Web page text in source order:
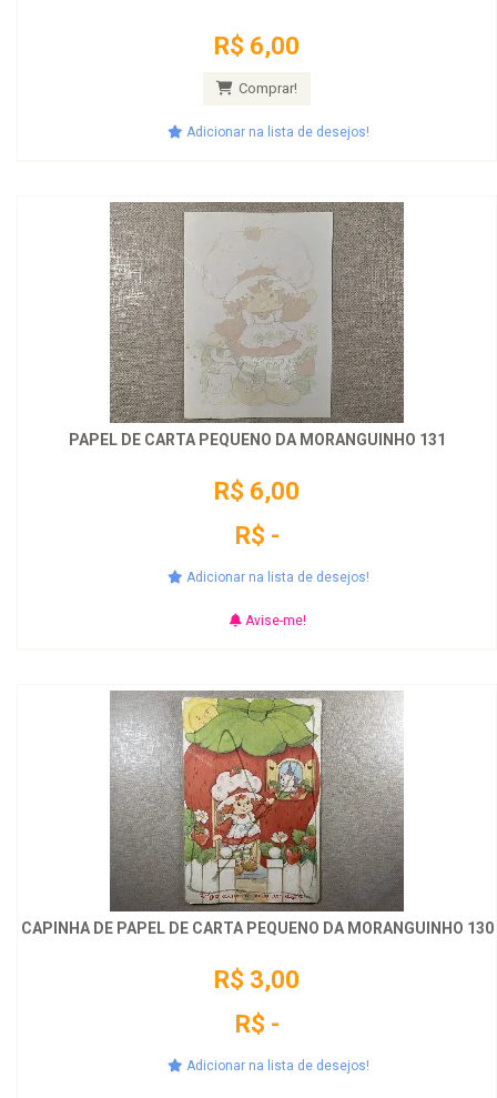
R$ 6,00
Comprar!
Adicionar na lista de desejos!
PAPEL DE CARTA PEQUENO DA MORANGUINHO 131
R$ 6,00
R$ -
Adicionar na lista de desejos!
Avise-me!
CAPINHA DE PAPEL DE CARTA PEQUENO DA MORANGUINHO 130
R$ 3,00
R$ -
Adicionar na lista de desejos!